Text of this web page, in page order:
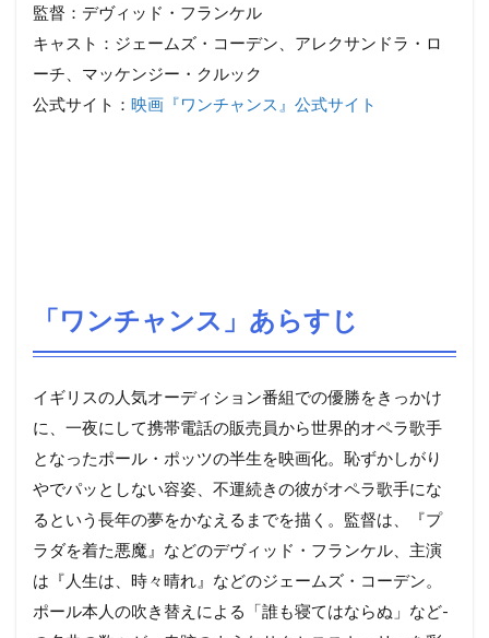
監督：デヴィッド・フランケル
キャスト：ジェームズ・コーデン、アレクサンドラ・ロ
ーチ、マッケンジー・クルック
公式サイト： 映画『ワンチャンス』公式サイト
「ワンチャンス」あらすじ
イギリスの人気オーディション番組での優勝をきっかけ
に、一夜にして携帯電話の販売員­から世界的オペラ歌手
となったポール・ポッツの半生を映画化。恥ずかしがり
やでパッと­しない容姿、不運続きの彼がオペラ歌手にな
るという長年の夢をかなえるまでを描く。監­督は、『プ
ラダを着た悪魔』などのデヴィッド・フランケル、主演
は『人生は、時々晴れ­』などのジェームズ・コーデン。
ポール本人の吹き替えによる「誰も寝てはならぬ」など­